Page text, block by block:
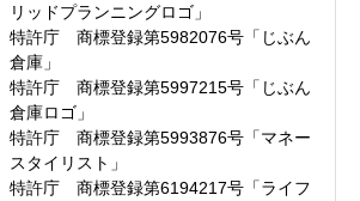
リッドプランニングロゴ」
特許庁 商標登録第5982076号「じぶん
倉庫」
特許庁 商標登録第5997215号「じぶん
倉庫ロゴ」
特許庁 商標登録第5993876号「マネー
スタイリスト」
特許庁 商標登録第6194217号「ライフ